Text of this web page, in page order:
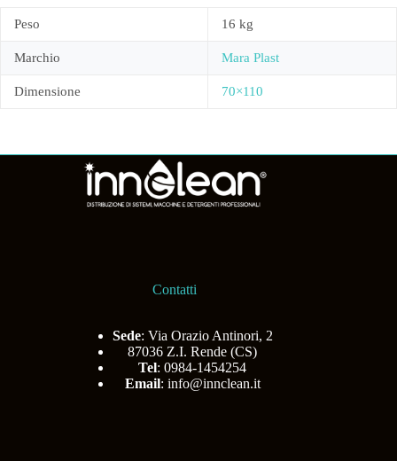
Peso 16 kg
Marchio Mara Plast
Dimensione 70×110
Contatti
Sede: Via Orazio Antinori, 2
87036 Z.I. Rende (CS)
Tel: 0984-1454254
Email: info@innclean.it